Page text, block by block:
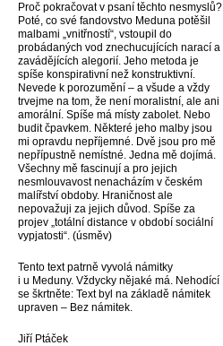
Proč pokračovat v psaní těchto nesmyslů?
Poté, co své fandovstvo Meduna potěšil
malbami „vnitřností“, vstoupil do
probádaných vod znechucujících narací a
zavádějících alegorií. Jeho metoda je
spíše konspirativní než konstruktivní.
Nevede k porozumění – a všude a vždy
trvejme na tom, že není moralistní, ale ani
amorální. Spíše má místy zabolet. Nebo
budit čpavkem. Některé jeho malby jsou
mi opravdu nepříjemné. Dvě jsou pro mě
nepřípustně nemístné. Jedna mě dojímá.
Všechny mě fascinují a pro jejich
nesmlouvavost nenacházím v českém
malířství obdoby. Hraničnost ale
nepovažuji za jejich důvod. Spíše za
projev „totální distance v období sociální
vypjatosti“. (úsměv)
Tento text patrně vyvolá námitky
i u Meduny. Vždycky nějaké má. Nehodící
se škrtněte: Text byl na základě námitek
upraven – Bez námitek.
Jiří Ptáček